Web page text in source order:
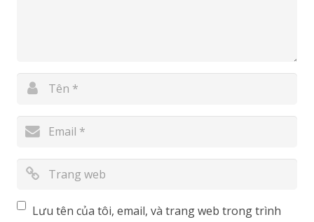
Lưu tên của tôi, email, và trang web trong trình